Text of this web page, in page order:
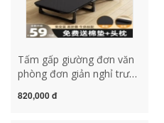
Tấm gấp giường đơn văn
phòng đơn giản nghỉ trưa
người lớn ngủ trưa trại
820,000 đ